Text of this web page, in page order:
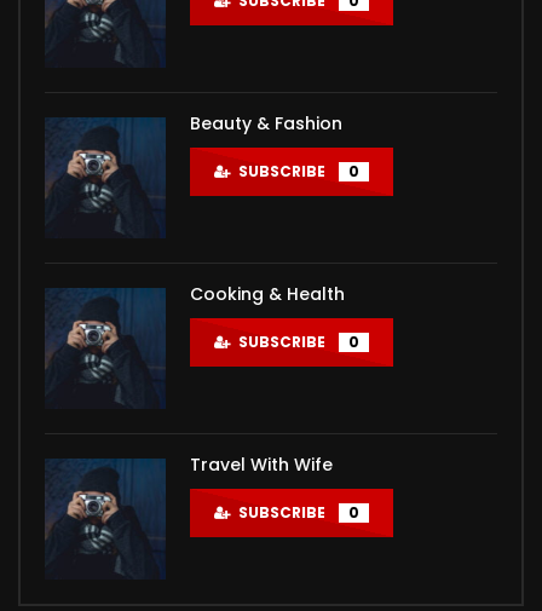
Beauty & Fashion
SUBSCRIBE 0
Cooking & Health
SUBSCRIBE 0
Travel With Wife
SUBSCRIBE 0